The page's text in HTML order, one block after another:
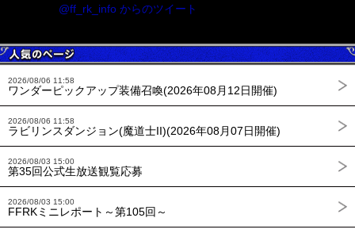
@ff_rk_info からのツイート
2026/08/06 11:58
ワンダーピックアップ装備召喚(2026年08月12日開催)
2026/08/06 11:58
ラビリンスダンジョン(魔道士II)(2026年08月07日開催)
2026/08/03 15:00
第35回公式生放送観覧応募
2026/08/03 15:00
FFRKミニレポート～第105回～